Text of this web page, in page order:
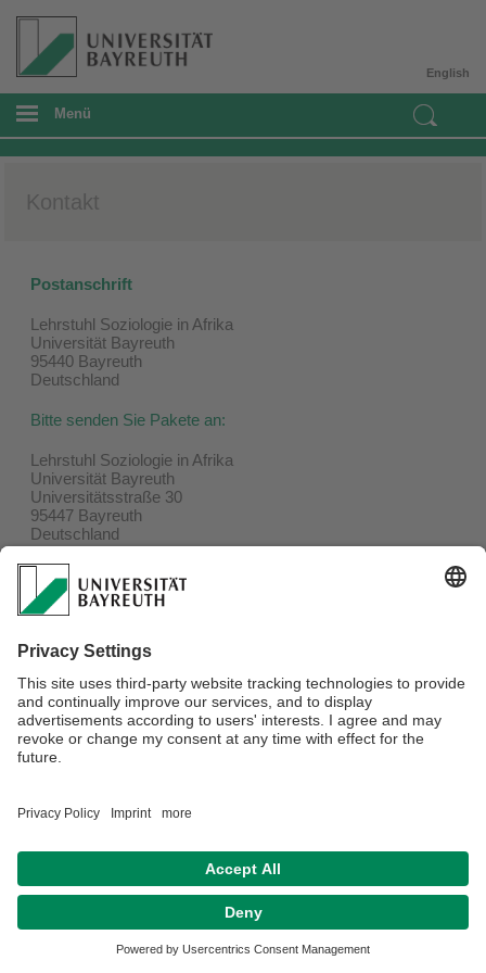
English
Menü
Kontakt
Postanschrift
Lehrstuhl Soziologie in Afrika
Universität Bayreuth
95440 Bayreuth
Deutschland
Bitte senden Sie Pakete an:
Lehrstuhl Soziologie in Afrika
Universität Bayreuth
Universitätsstraße 30
95447 Bayreuth
Deutschland
Lehrstuhlsekretariat
Büro: GW II Raum: 00.18
Lena Dion
Sprechstunde nach Vereinbarung
Telefon: +49 (0)921 / 55-4116
E-Mail:SozAfr@uni-bayreuth.de
Verantwortlich für die Redaktion: